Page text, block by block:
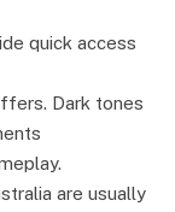
quick access
Dark tones
are usually